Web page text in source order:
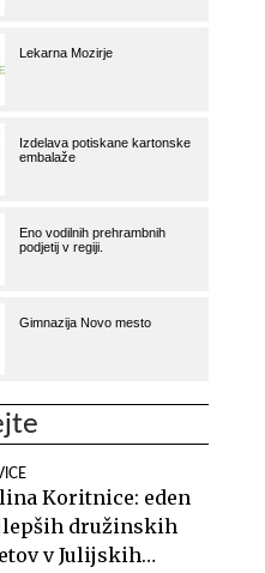
Koritnice: eden
družinskih
v Julijskih